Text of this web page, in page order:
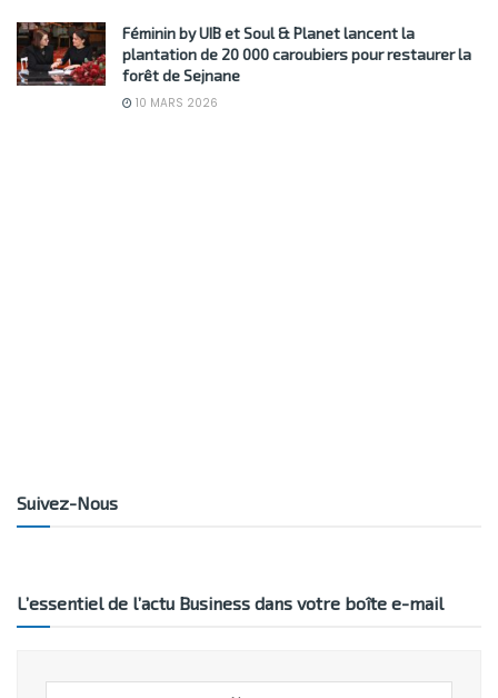
Féminin by UIB et Soul & Planet lancent la
plantation de 20 000 caroubiers pour restaurer la
forêt de Sejnane
10 MARS 2026
Suivez-Nous
L’essentiel de l’actu Business dans votre boîte e-mail